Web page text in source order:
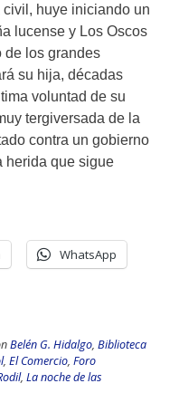
huye iniciando un
lucense y Los Oscos
de los grandes
su hija, décadas
voluntad de su
tergiversada de la
contra un gobierno
herida que sigue
WhatsApp
Belén G. Hidalgo, Biblioteca
, El Comercio, Foro
, La noche de las